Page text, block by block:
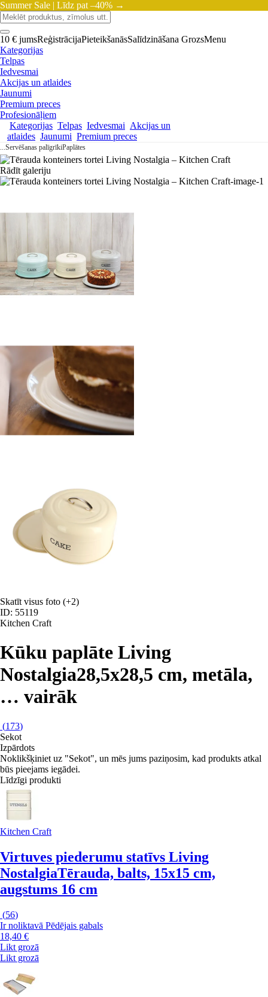
Summer Sale | Līdz pat –40% →
10 € jumsReģistrācijaPieteikšanāsSalīdzināšana GrozsMenu
Kategorijas
Telpas
Iedvesmai
Akcijas un atlaides
Jaunumi
Premium preces
Profesionāļiem
Kategorijas Telpas Iedvesmai Akcijas un
atlaides Jaunumi Premium preces
...Servēšanas palīgrīkiPaplātes
Rādīt galeriju
Skatīt visus foto (+2)
ID: 55119
Kitchen Craft
Kūku paplāte Living
Nostalgia28,5x28,5 cm, metāla,
… vairāk
(173)
Sekot
Izpārdots
Noklikšķiniet uz "Sekot", un mēs jums paziņosim, kad produkts atkal
būs pieejams iegādei.
Līdzīgi produkti
Kitchen Craft
Virtuves piederumu statīvs Living
NostalgiaTērauda, balts, 15x15 cm,
augstums 16 cm
(56)
Ir noliktavā Pēdējais gabals
18,40 €
Likt grozā
Likt grozā